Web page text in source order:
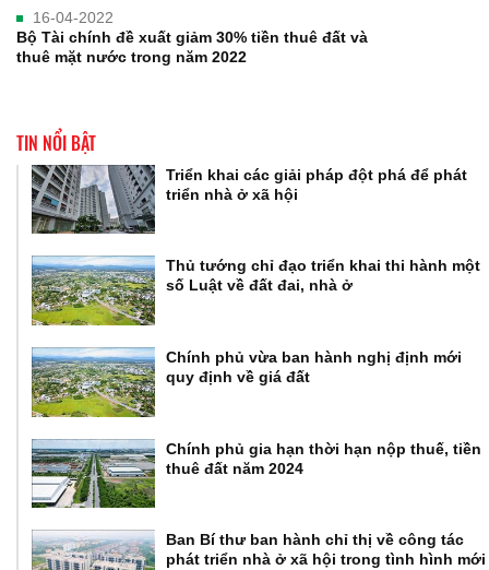
16-04-2022
Bộ Tài chính đề xuất giảm 30% tiền thuê đất và
thuê mặt nước trong năm 2022
TIN NỔI BẬT
Triển khai các giải pháp đột phá để phát
triển nhà ở xã hội
Thủ tướng chỉ đạo triển khai thi hành một
số Luật về đất đai, nhà ở
Chính phủ vừa ban hành nghị định mới
quy định về giá đất
Chính phủ gia hạn thời hạn nộp thuế, tiền
thuê đất năm 2024
Ban Bí thư ban hành chỉ thị về công tác
phát triển nhà ở xã hội trong tình hình mới